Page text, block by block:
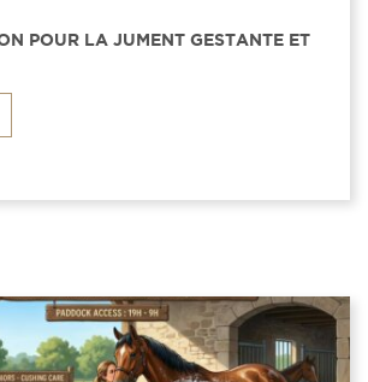
POUR LA JUMENT GESTANTE ET